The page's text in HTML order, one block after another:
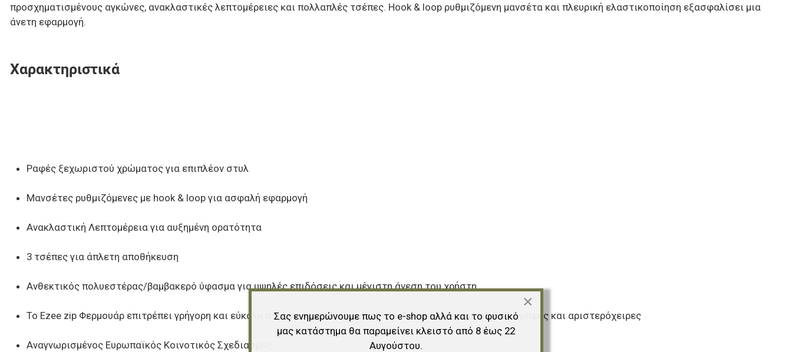
προσχηματισμένους αγκώνες, ανακλαστικές λεπτομέρειες και πολλαπλές τσέπες. Hook & loop ρυθμιζόμενη μανσέτα και πλευρική ελαστικοποίηση εξασφαλίσει μια
άνετη εφαρμογή.
Χαρακτηριστικά
Ραφές ξεχωριστού χρώματος για επιπλέον στυλ
Μανσέτες ρυθμιζόμενες με hook & loop για ασφαλή εφαρμογή
Ανακλαστική Λεπτομέρεια για αυξημένη ορατότητα
3 τσέπες για άπλετη αποθήκευση
Ανθεκτικός πολυεστέρας/βαμβακερό ύφασμα για υψηλές επιδόσεις και μέγιστη άνεση του χρήστη
Το Ezee zip Φερμουάρ επιτρέπει γρήγορη και εύκολη στερέωση, καθιστώντας την ιδανική για χρήστες δεξιόχειρες και αριστερόχειρες
Αναγνωρισμένος Ευρωπαϊκός Κοινοτικός Σχεδιασμός
×
Σας ενημερώνουμε πως το e-shop αλλά και το φυσικό
μας κατάστημα θα παραμείνει κλειστό από 8 έως 22
Αυγούστου.